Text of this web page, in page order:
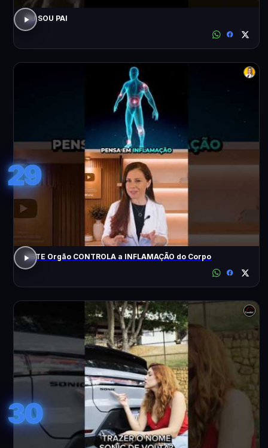
EU SOU PAI
29
ESTE Orgão CONTROLA a INFLAMAÇÃO do Corpo
30